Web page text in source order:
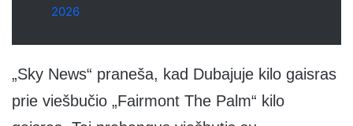
2026
„Sky News“ praneša, kad Dubajuje kilo gaisras
prie viešbučio „Fairmont The Palm“ kilo